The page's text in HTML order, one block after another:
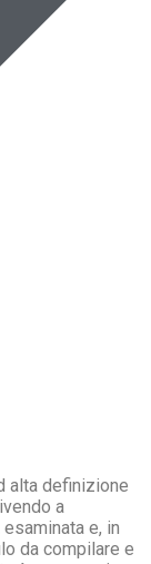
alta definizione
a
e, in
da compilare e